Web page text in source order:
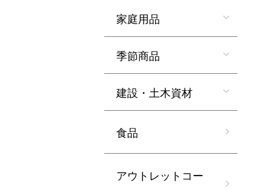
家庭用品
季節商品
建設・土木資材
食品
アウトレットコー